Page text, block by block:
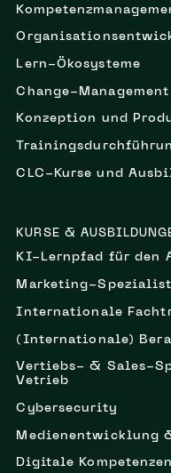
Lern-Ökosysteme
Change-Management
Konzeption und
CLC-Kurse und
KURSE &
KI-Lernpfad für den
Marketing-
Internationale
(Internationale)
Vertiebs- & Sales-
Vetrieb
Cybersecurity
Medienentwicklung
Digitale